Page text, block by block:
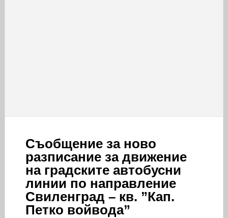
Съобщение за ново
разписание за движение
на градските автобусни
линии по направление
Свиленград – кв. ”Кап.
Петко войвода”